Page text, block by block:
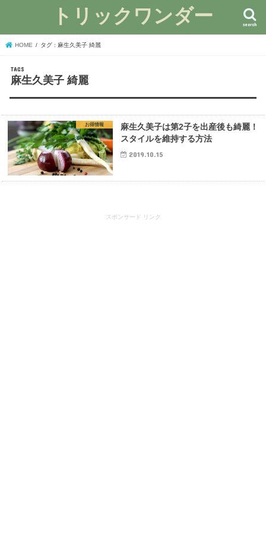
トリックワンダー search
HOME タグ : 麻生久美子 綺麗
麻生久美子 綺麗
お得情報
麻生久美子は第2子を出産後も綺麗！
スタイルを維持する方法
2019.10.15
スポンサード リンク